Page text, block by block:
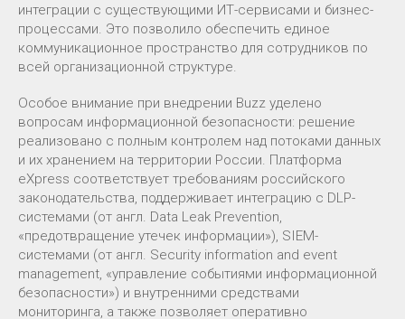
интеграции с существующими ИТ-сервисами и бизнес-
процессами. Это позволило обеспечить единое
коммуникационное пространство для сотрудников по
всей организационной структуре.
Особое внимание при внедрении Buzz уделено
вопросам информационной безопасности: решение
реализовано с полным контролем над потоками данных
и их хранением на территории России. Платформа
eXpress соответствует требованиям российского
законодательства, поддерживает интеграцию с DLP-
системами (от англ. Data Leak Prevention,
«предотвращение утечек информации»), SIEM-
системами (от англ. Security information and event
management, «управление событиями информационной
безопасности») и внутренними средствами
мониторинга, а также позволяет оперативно